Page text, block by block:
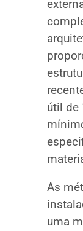
útil de
As
uma